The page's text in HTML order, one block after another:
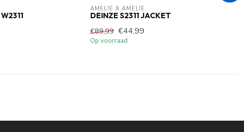
AMELIE & AMELIE
DEINZE S2311 JACKET
€89,99 €44,99
Op voorraad